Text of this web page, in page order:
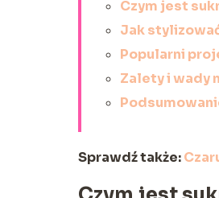
Czym jest
Jak
Popularni
Zalety i wady
Sprawdź także: